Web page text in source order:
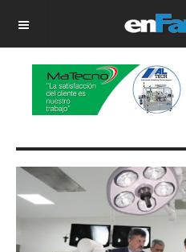
OFF CANVAS